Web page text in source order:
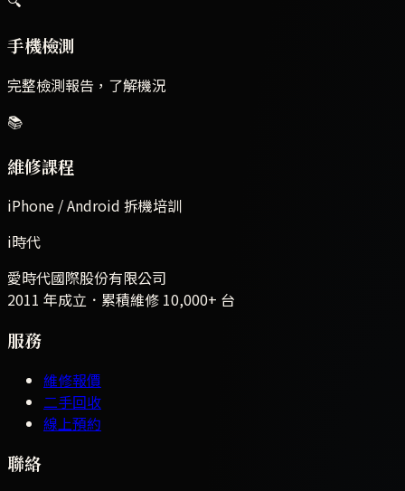
手機檢測
完整檢測報告，了解機況
📚
維修課程
iPhone / Android 拆機培訓
i時代
愛時代國際股份有限公司
2011 年成立．累積維修 10,000+ 台
服務
維修報價
二手回收
線上預約
聯絡